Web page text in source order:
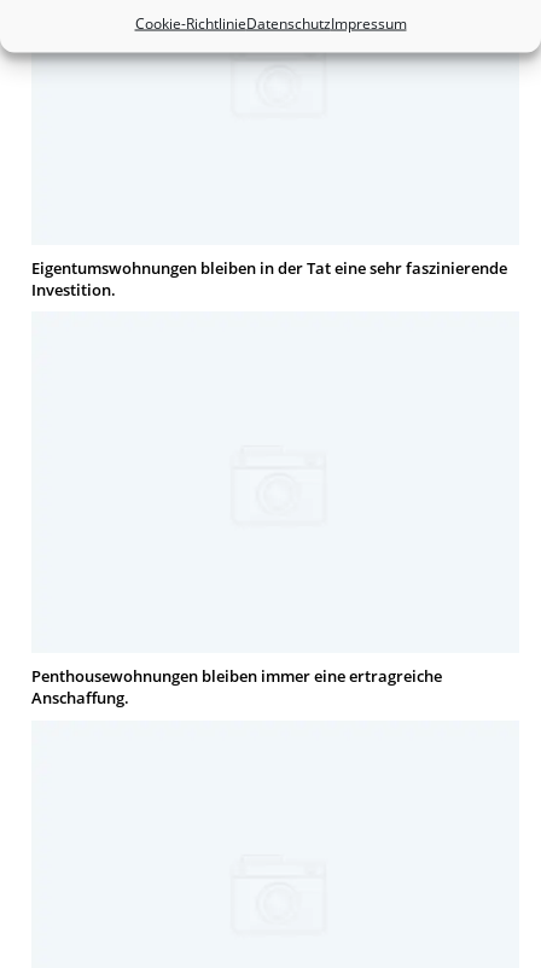
Cookie-RichtlinieDatenschutzImpressum
Eigentumswohnungen bleiben in der Tat eine sehr faszinierende
Investition.
Penthousewohnungen bleiben immer eine ertragreiche
Anschaffung.